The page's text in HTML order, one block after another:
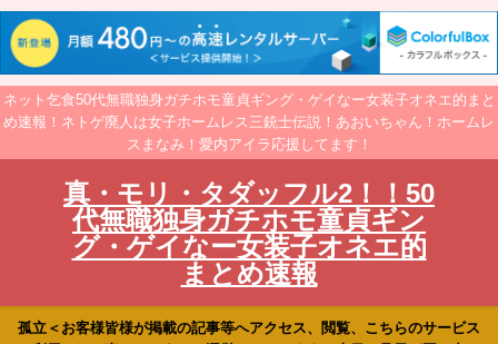
ネット乞食50代無職独身ガチホモ童貞ギング・ゲイなー女装子オネエ的まと
め速報！ネトゲ廃人は女子ホームレス三銃士伝説！あおいちゃん！ホームレ
スまなみ！愛内アイラ応援してます！
真・モリ・タダッフル2！！50
代無職独身ガチホモ童貞ギン
グ・ゲイなー女装子オネエ的
まとめ速報
孤立＜お客様皆様が掲載の記事等へアクセス、閲覧、こちらのサービス